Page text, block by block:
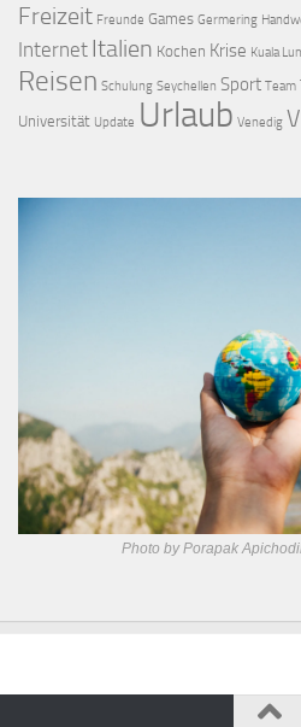
Freizeit Freunde Games Germering
Internet Italien Kochen Krise Kuala
Reisen Schulung Seychellen Sport Team
Universität Update Urlaub Venedig
Photo by Porapak